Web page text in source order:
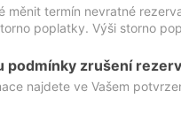
měnit termín nevratné
poplatky. Výši storno
podmínky zrušení
najdete ve Vašem